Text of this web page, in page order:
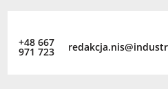
+48 667
971 723